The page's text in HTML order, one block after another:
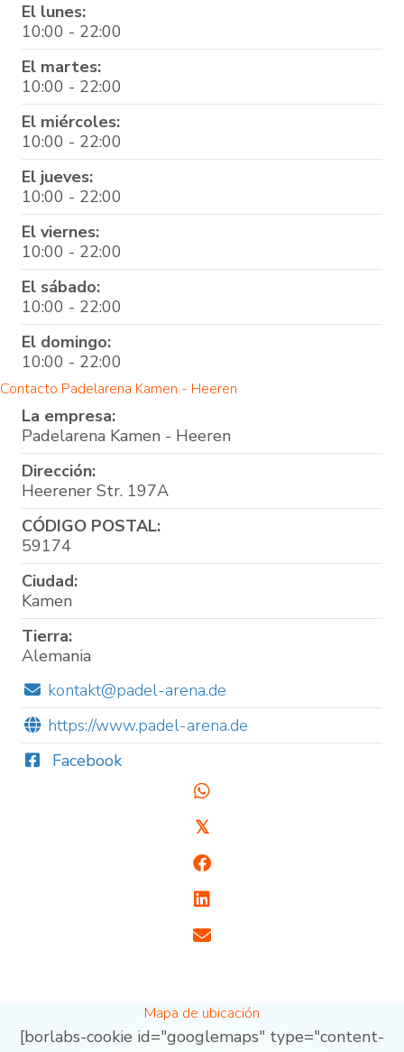
El lunes:
10:00 - 22:00
El martes:
10:00 - 22:00
El miércoles:
10:00 - 22:00
El jueves:
10:00 - 22:00
El viernes:
10:00 - 22:00
El sábado:
10:00 - 22:00
El domingo:
10:00 - 22:00
Contacto Padelarena Kamen - Heeren
La empresa:
Padelarena Kamen - Heeren
Dirección:
Heerener Str. 197A
CÓDIGO POSTAL:
59174
Ciudad:
Kamen
Tierra:
Alemania
kontakt@padel-arena.de
https://www.padel-arena.de
Facebook
𝕏
Mapa de ubicación
[borlabs-cookie id="googlemaps" type="content-